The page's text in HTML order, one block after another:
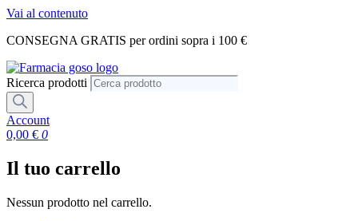
Vai al contenuto
CONSEGNA GRATIS per ordini sopra i 100 €
Ricerca prodotti
Account
0,00 € 0
Il tuo carrello
Nessun prodotto nel carrello.